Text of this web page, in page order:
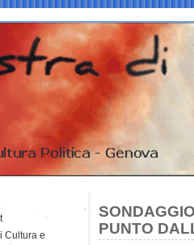
PUNTO
Cultura e